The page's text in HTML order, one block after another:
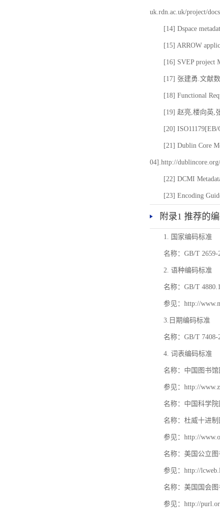
uk.rdn.ac.uk/project/
[14] Dspace
[15] ARROW
[16] SVEP project
[17] 张建勇.文献
[18] Functional
[19] 赵亮,楼向英,
[20] ISO11179[EB/
[21] Dublin Core
04].http://
[22] DCMI
[23] Encoding
附录1 推荐的
1. 国家编码标准
名称：GB/T
2. 语种编码标准
名称：GB/T
参见：http://
3.日期编码标准
名称：GB/T
4. 词表编码标准
名称：中国图书
参见：http://
名称：中国科学
名称：杜威十进
参见：http://
名称：美国公立
参见：http://
名称：美国国会
参见：http://